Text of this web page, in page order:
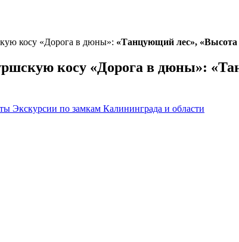
косу «Дорога в дюны»: «Танцующий лес», «Высота
косу «Дорога в дюны»:
Экскурсии по замкам Калининграда и области